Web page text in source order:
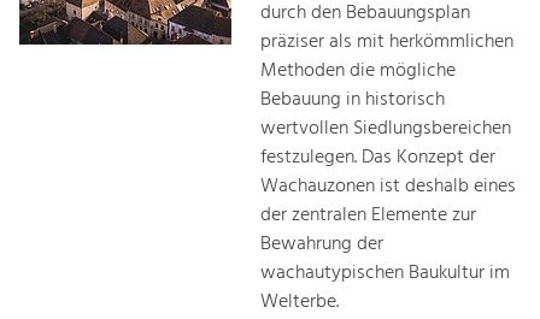
durch den Bebauungsplan
präziser als mit herkömmlichen
Methoden die mögliche
Bebauung in historisch
wertvollen Siedlungsbereichen
festzulegen. Das Konzept der
Wachauzonen ist deshalb eines
der zentralen Elemente zur
Bewahrung der
wachautypischen Baukultur im
Welterbe.